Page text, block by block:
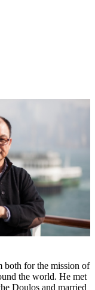
both for the mission of
the world. He met
Doulos and married